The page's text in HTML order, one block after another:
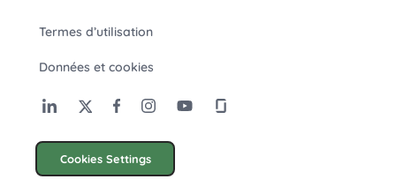
Termes d’utilisation
Données et cookies
Cookies Settings